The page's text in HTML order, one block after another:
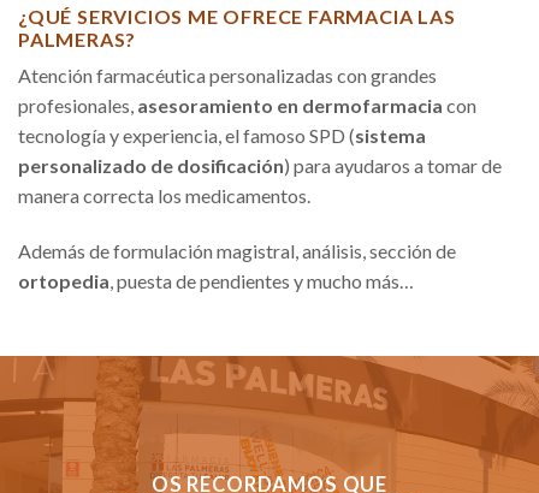
¿QUÉ SERVICIOS ME OFRECE FARMACIA LAS
PALMERAS?
Atención farmacéutica personalizadas con grandes
profesionales, asesoramiento en dermofarmacia con
tecnología y experiencia, el famoso SPD (sistema
personalizado de dosificación) para ayudaros a tomar de
manera correcta los medicamentos.
Además de formulación magistral, análisis, sección de
ortopedia , puesta de pendientes y mucho más…
OS RECORDAMOS QUE